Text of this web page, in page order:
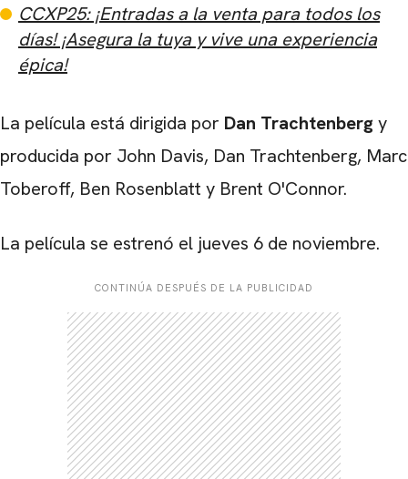
CCXP25: ¡Entradas a la venta para todos los
días! ¡Asegura la tuya y vive una experiencia
épica!
La película está dirigida por Dan Trachtenbergy
producida por John Davis, Dan Trachtenberg, Marc
Toberoff, Ben Rosenblatt y Brent O'Connor.
La película se estrenó el jueves 6 de noviembre.
CONTINÚA DESPUÉS DE LA PUBLICIDAD